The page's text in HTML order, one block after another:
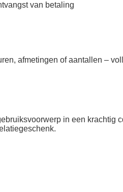
van betaling
afmetingen of aantallen –
in een krachtig